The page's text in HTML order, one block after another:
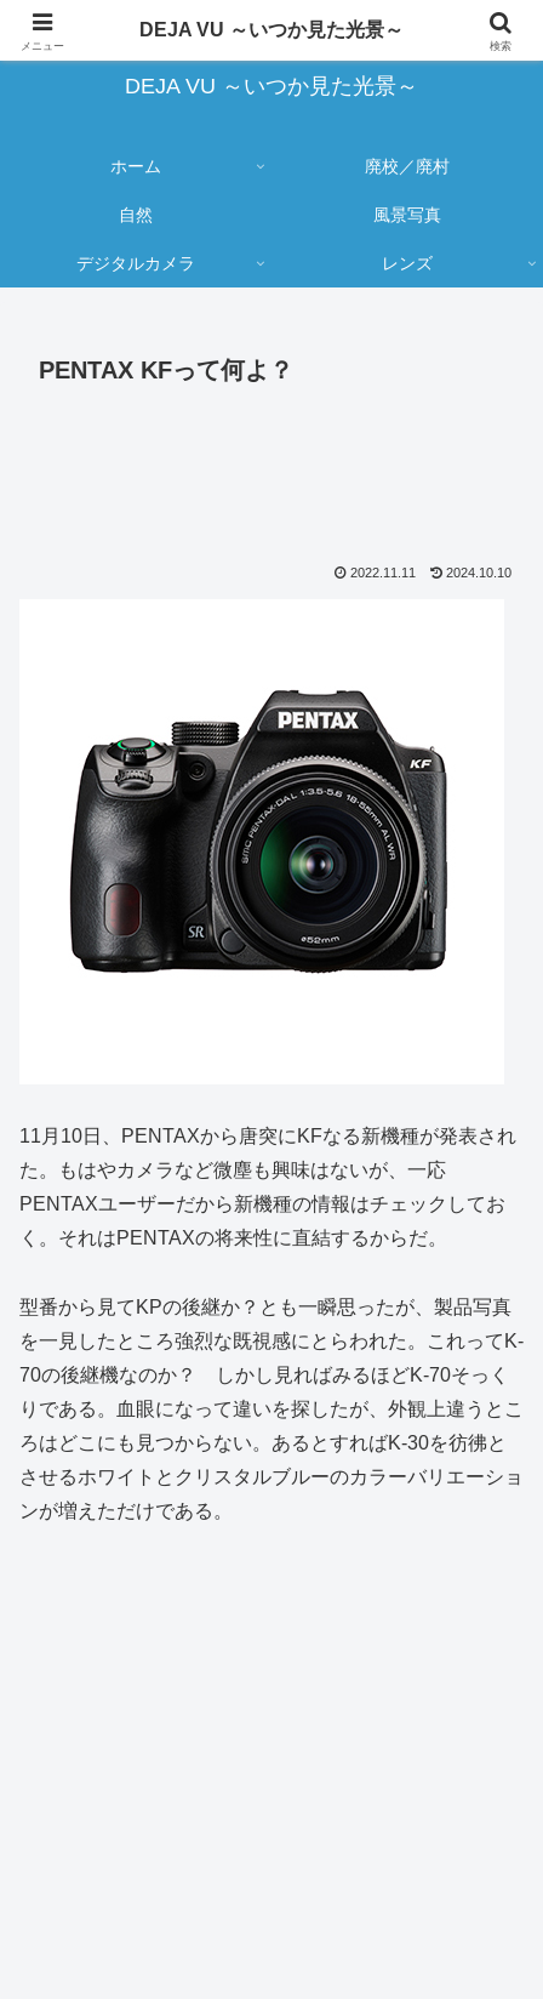
蔵出し写真の大売り出しとカメラ物欲のブログ
DEJA VU ～いつか見た光景～
ホーム 廃校／廃村
自然 風景写真
デジタルカメラ レンズ
PENTAX KFって何よ？
2022.11.11 2024.10.10
11月10日、PENTAXから唐突にKFなる新機種が発表され
た。もはやカメラなど微塵も興味はないが、一応
PENTAXユーザーだから新機種の情報はチェックしてお
く。それはPENTAXの将来性に直結するからだ。
型番から見てKPの後継か？とも一瞬思ったが、製品写真
を一見したところ強烈な既視感にとらわれた。これってK-
70の後継機なのか？ しかし見ればみるほどK-70そっく
りである。血眼になって違いを探したが、外観上違うとこ
ろはどこにも見つからない。あるとすればK-30を彷彿と
させるホワイトとクリスタルブルーのカラーバリエーショ
ンが増えただけである。
メニュー
DEJA VU ～いつか見た光景～
検索